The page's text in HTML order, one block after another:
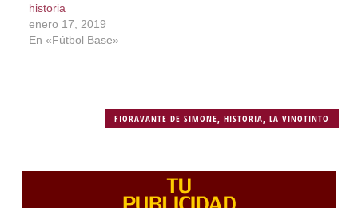
historia
enero 17, 2019
En «Fútbol Base»
FIORAVANTE DE SIMONE,HISTORIA,LA VINOTINTO